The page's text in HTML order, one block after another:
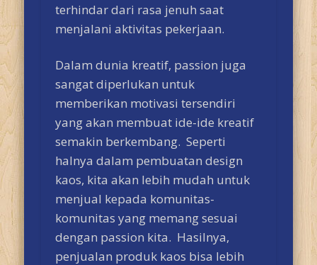
terhindar dari rasa jenuh saat
menjalani aktivitas pekerjaan.
Dalam dunia kreatif, passion juga
sangat diperlukan untuk
memberikan motivasi tersendiri
yang akan membuat ide-ide kreatif
semakin berkembang. Seperti
halnya dalam pembuatan design
kaos, kita akan lebih mudah untuk
menjual kepada komunitas-
komunitas yang memang sesuai
dengan passion kita. Hasilnya,
penjualan produk kaos bisa lebih